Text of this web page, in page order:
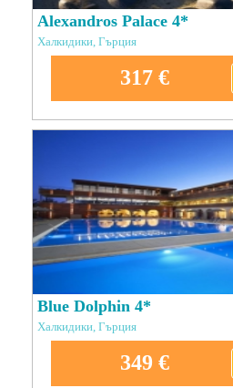
Alexandros Palace 4*
Халкидики, Гърция
317 €
Blue Dolphin 4*
Халкидики, Гърция
349 €